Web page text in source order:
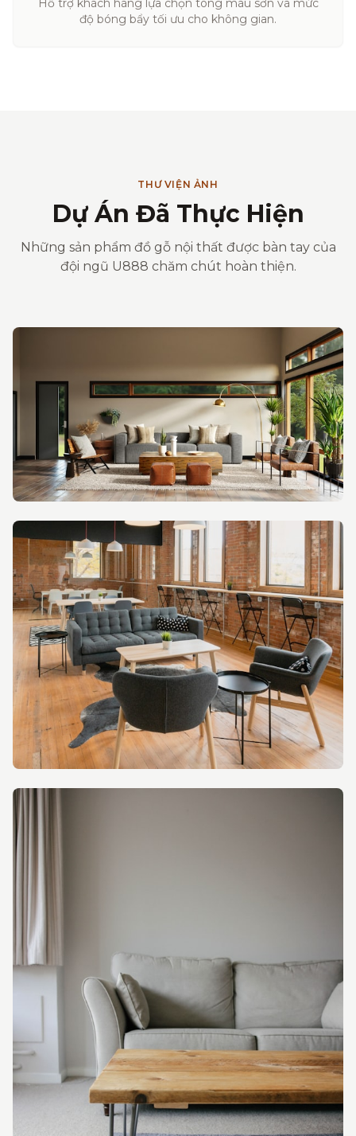
Hỗ trợ khách hàng lựa chọn tông màu sơn và mức
độ bóng bẩy tối ưu cho không gian.
THƯ VIỆN ẢNH
Dự Án Đã Thực Hiện
Những sản phẩm đồ gỗ nội thất được bàn tay của
đội ngũ U888 chăm chút hoàn thiện.